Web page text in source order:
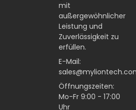
mit
außergewöhnlicher
Leistung und
Zuverlässigkeit zu
erfüllen.
E-Mail:
Öffnungszeiten:
Mo-Fr 9:00 - 17:00
Uhr